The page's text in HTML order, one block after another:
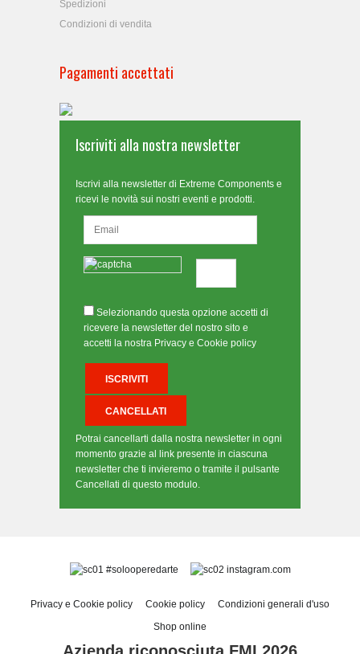
Spedizioni
Condizioni di vendita
Pagamenti accettati
Iscriviti alla nostra newsletter
Iscrivi alla newsletter di Extreme Components e
ricevi le novità sui nostri eventi e prodotti.
Selezionando questa opzione accetti di
ricevere la newsletter del nostro sito e
accetti la nostra Privacy e Cookie policy
Potrai cancellarti dalla nostra newsletter in ogni
momento grazie al link presente in ciascuna
newsletter che ti invieremo o tramite il pulsante
Cancellati di questo modulo.
#solooperedarte instagram.com
Privacy e Cookie policy Cookie policy
Condizioni generali d'uso
Shop online